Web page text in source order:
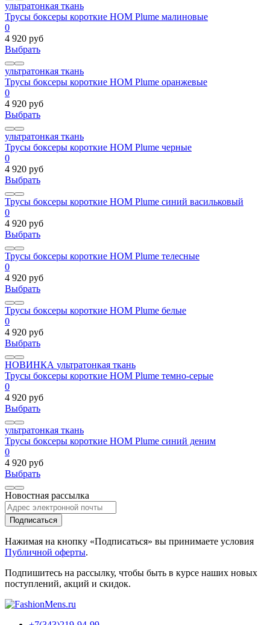
ультратонкая ткань
Трусы боксеры короткие HOM Plume малиновые
0
4 920 руб
Выбрать
ультратонкая ткань
Трусы боксеры короткие HOM Plume оранжевые
0
4 920 руб
Выбрать
ультратонкая ткань
Трусы боксеры короткие HOM Plume черные
0
4 920 руб
Выбрать
Трусы боксеры короткие HOM Plume синий васильковый
0
4 920 руб
Выбрать
Трусы боксеры короткие HOM Plume телесные
0
4 920 руб
Выбрать
Трусы боксеры короткие HOM Plume белые
0
4 920 руб
Выбрать
НОВИНКА ультратонкая ткань
Трусы боксеры короткие HOM Plume темно-серые
0
4 920 руб
Выбрать
ультратонкая ткань
Трусы боксеры короткие HOM Plume синий деним
0
4 920 руб
Выбрать
Новостная рассылка
Подписаться
Нажимая на кнопку «Подписаться» вы принимаете условия
Публичной оферты.
Подпишитесь на рассылку, чтобы быть в курсе наших новых
поступлений, акций и скидок.